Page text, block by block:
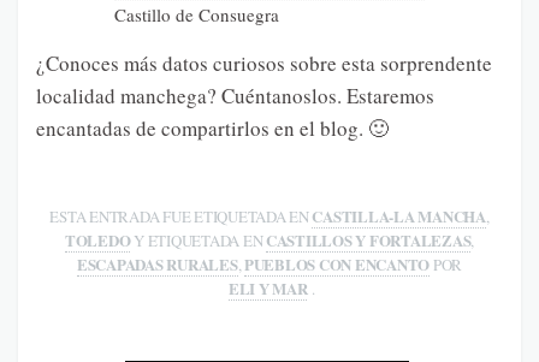
Castillo de Consuegra
¿Conoces más datos curiosos sobre esta sorprendente
localidad manchega? Cuéntanoslos. Estaremos
encantadas de compartirlos en el blog. 🙂
ESTA ENTRADA FUE ETIQUETADA ENCASTILLA-LA MANCHA,
TOLEDOY ETIQUETADA ENCASTILLOS Y FORTALEZAS,
ESCAPADAS RURALES,PUEBLOS CON ENCANTO POR
ELI Y MAR .